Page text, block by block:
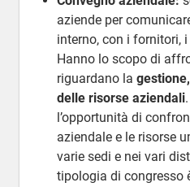
aziende per
interno, con i fornitori,
Hanno lo scopo di
riguardano la
delle risorse aziendali
l’opportunità di
aziendale e le risorse
varie sedi e nei vari
tipologia di congresso